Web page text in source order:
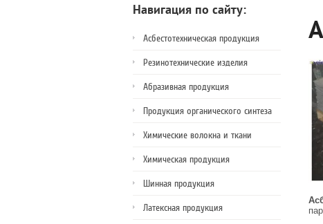
Навигация по сайту:
Асбестотехническая продукция
Резинотехнические изделия
Абразивная продукция
Продукция органического синтеза
Химические волокна и ткани
Химическая продукция
Шинная продукция
Латексная продукция